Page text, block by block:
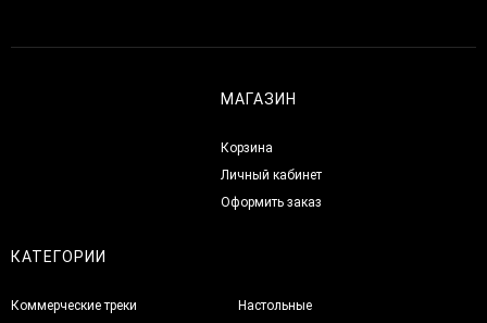
МАГАЗИН
Корзина
Личный кабинет
Оформить заказ
КАТЕГОРИИ
Коммерческие треки
Настольные